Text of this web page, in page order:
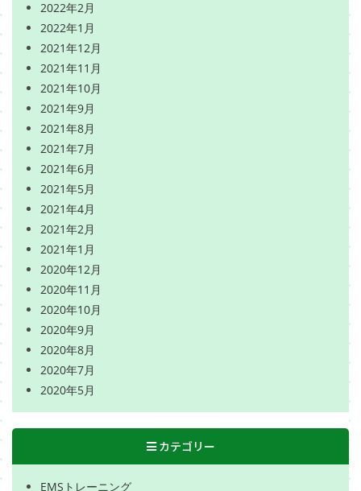
2022年2月
2022年1月
2021年12月
2021年11月
2021年10月
2021年9月
2021年8月
2021年7月
2021年6月
2021年5月
2021年4月
2021年2月
2021年1月
2020年12月
2020年11月
2020年10月
2020年9月
2020年8月
2020年7月
2020年5月
カテゴリー
EMSトレーニング